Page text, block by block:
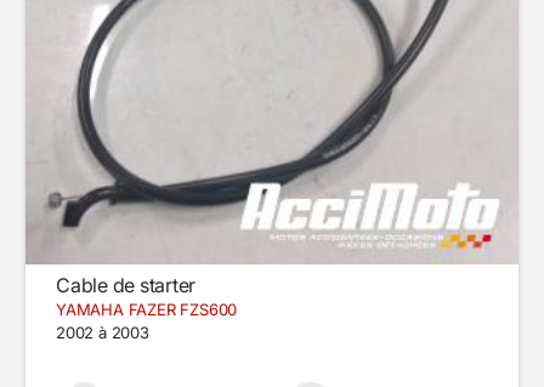
Cable de starter
YAMAHA FAZER FZS600
2002 à 2003